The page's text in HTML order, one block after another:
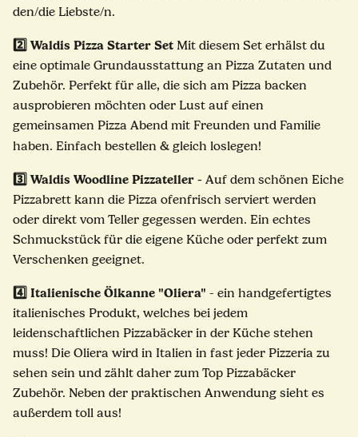
den/die Liebste/n.
2️⃣ Waldis Pizza Starter Set Mit diesem Set erhälst du
eine optimale Grundausstattung an Pizza Zutaten und
Zubehör. Perfekt für alle, die sich am Pizza backen
ausprobieren möchten oder Lust auf einen
gemeinsamen Pizza Abend mit Freunden und Familie
haben. Einfach bestellen & gleich loslegen!
3️⃣ Waldis Woodline Pizzateller - Auf dem schönen Eiche
Pizzabrett kann die Pizza ofenfrisch serviert werden
oder direkt vom Teller gegessen werden. Ein echtes
Schmuckstück für die eigene Küche oder perfekt zum
Verschenken geeignet.
4️⃣ Italienische Ölkanne "Oliera" - ein handgefertigtes
italienisches Produkt, welches bei jedem
leidenschaftlichen Pizzabäcker in der Küche stehen
muss! Die Oliera wird in Italien in fast jeder Pizzeria zu
sehen sein und zählt daher zum Top Pizzabäcker
Zubehör. Neben der praktischen Anwendung sieht es
außerdem toll aus!